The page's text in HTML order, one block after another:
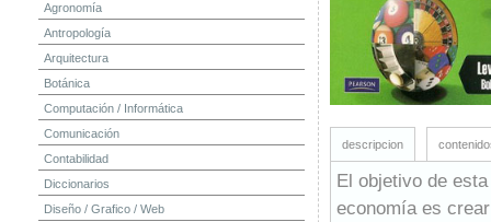
Agronomía
Antropología
Arquitectura
Botánica
Computación / Informática
Comunicación
Contabilidad
Diccionarios
Diseño / Grafico / Web
descripcion
El objetivo de
economía es